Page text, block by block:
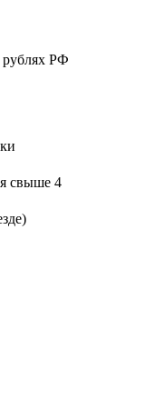
рублях РФ
свыше 4